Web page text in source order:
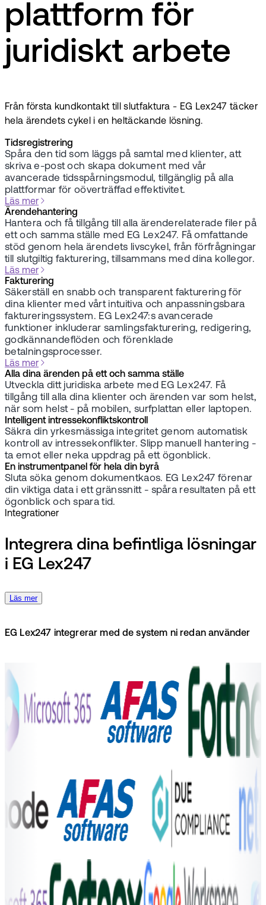
plattform för
juridiskt arbete
Från första kundkontakt till slutfaktura - EG Lex247 täcker
hela ärendets cykel i en heltäckande lösning.
Tidsregistrering
Spåra den tid som läggs på samtal med klienter, att
skriva e-post och skapa dokument med vår
avancerade tidsspårningsmodul, tillgänglig på alla
plattformar för oöverträffad effektivitet.
Läs mer
Ärendehantering
Hantera och få tillgång till alla ärenderelaterade filer på
ett och samma ställe med EG Lex247. Få omfattande
stöd genom hela ärendets livscykel, från förfrågningar
till slutgiltig fakturering, tillsammans med dina kollegor.
Läs mer
Fakturering
Säkerställ en snabb och transparent fakturering för
dina klienter med vårt intuitiva och anpassningsbara
faktureringssystem. EG Lex247:s avancerade
funktioner inkluderar samlingsfakturering, redigering,
godkännandeflöden och förenklade
betalningsprocesser.
Läs mer
Alla dina ärenden på ett och samma ställe
Utveckla ditt juridiska arbete med EG Lex247. Få
tillgång till alla dina klienter och ärenden var som helst,
när som helst - på mobilen, surfplattan eller laptopen.
Intelligent intressekonfliktskontroll
Säkra din yrkesmässiga integritet genom automatisk
kontroll av intressekonflikter. Slipp manuell hantering -
ta emot eller neka uppdrag på ett ögonblick.
En instrumentpanel för hela din byrå
Sluta söka genom dokumentkaos. EG Lex247 förenar
din viktiga data i ett gränssnitt - spåra resultaten på ett
ögonblick och spara tid.
Integrationer
Integrera dina befintliga lösningar
i EG Lex247
Läs mer
EG Lex247 integrerar med de system ni redan använder